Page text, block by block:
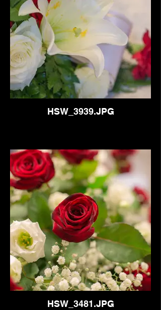
HSW_3939.JPG
HSW_3481.JPG